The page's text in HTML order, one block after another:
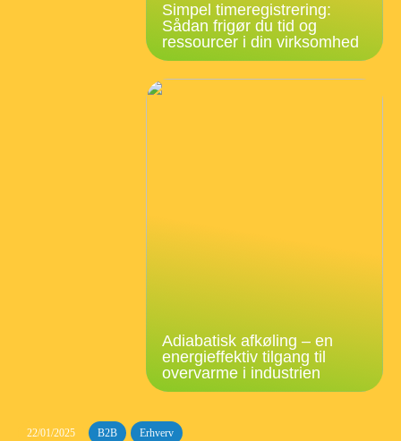
Simpel timeregistrering:
Sådan frigør du tid og
ressourcer i din virksomhed
Adiabatisk afkøling – en
energieffektiv tilgang til
overvarme i industrien
22/01/2025 B2B Erhverv